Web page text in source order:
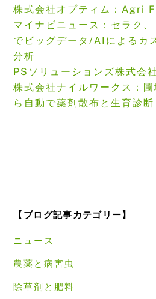
株式会社オプティム：Agri
マイナビニュース：セラク、
でビッグデータ/AIによるカ
分析
PSソリューションズ株式会
株式会社ナイルワークス：
ら自動で薬剤散布と生育診断
【ブログ記事カテゴリー】
ニュース
農薬と病害虫
除草剤と肥料